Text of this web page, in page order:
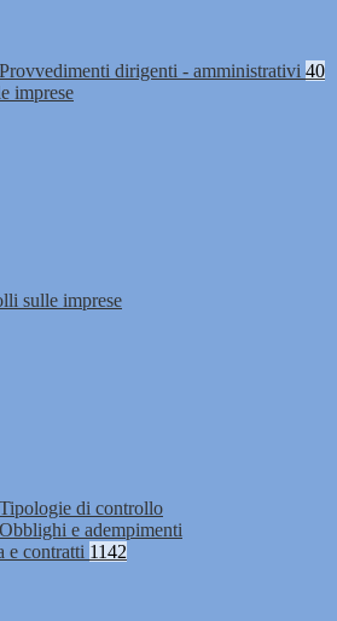
Provvedimenti dirigenti - amministrativi 40
imprese
sulle imprese
Tipologie di controllo
Obblighi e adempimenti
e contratti 1142